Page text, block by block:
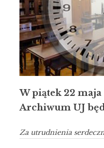
W piątek 22
Archiwum UJ
Za utrudnienia